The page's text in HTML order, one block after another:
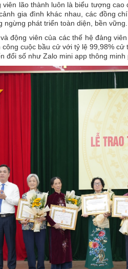
viên lão thành luôn là biểu tượng
gia đình khác nhau, các đồng
ngừng phát triển toàn diện, bền vững.
động viên của các thế hệ đảng
cuộc bầu cử với tỷ lệ 99,98%
đổi số như Zalo mini app thông